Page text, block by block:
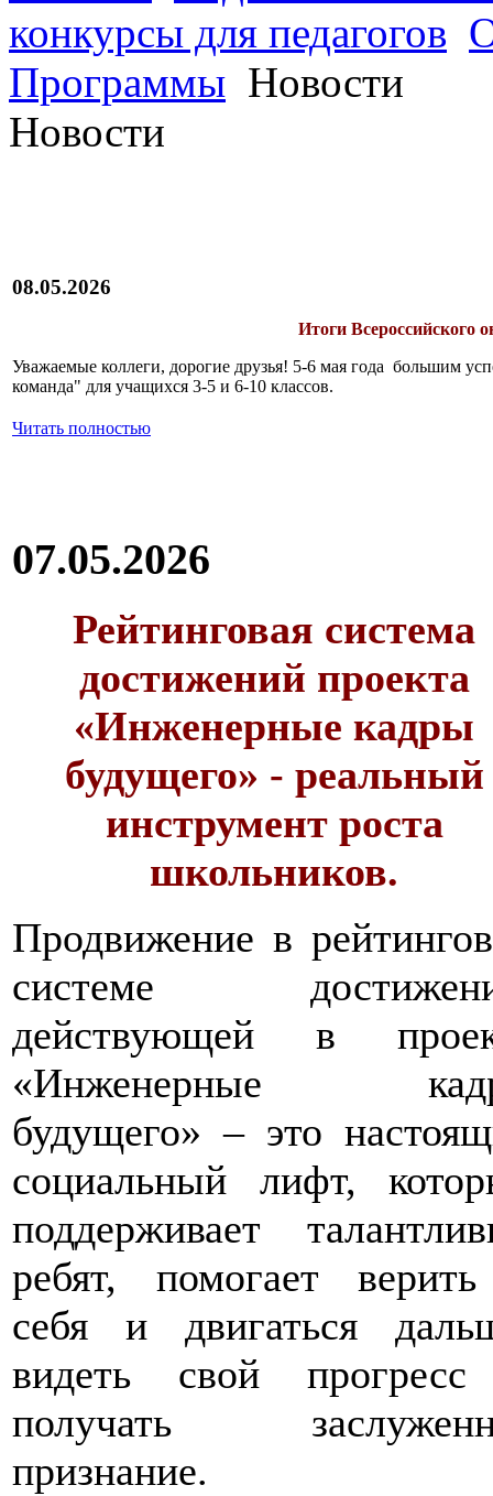
конкурсы для педагогов
Программы Новости
Новости
08.05.2026
Итоги Всероссийского
Уважаемые коллеги, дорогие друзья! 5-6 мая года большим
команда" для учащихся 3-5 и 6-10 классов.
Читать полностью
07.05.2026
Рейтинговая система
достижений проекта
«Инженерные кадры
будущего» - реальный
инструмент роста
школьников.
Продвижение в
системе
действующей в
«Инженерные
будущего» – это
социальный лифт,
поддерживает
ребят, помогает
себя и двигаться
видеть свой
получать
признание.